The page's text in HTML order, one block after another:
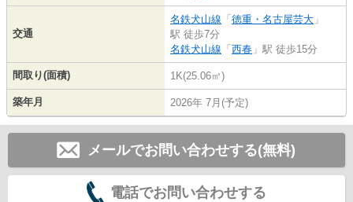
交通
名鉄犬山線 「 徳重・名古屋芸大 」
駅 徒歩7分
名鉄犬山線 「 西春 」駅 徒歩15分
間取り(面積) 1K(25.06㎡)
築年月 2026年 7月(予定)
メールでお問い合わせする(無料)
電話でお問い合わせする